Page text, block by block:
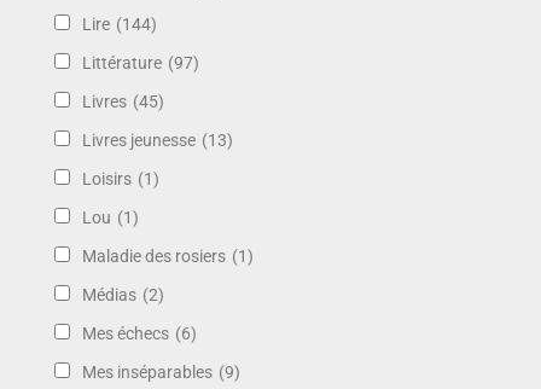
Lire (144)
Littérature (97)
Livres (45)
Livres jeunesse (13)
Loisirs (1)
Lou (1)
Maladie des rosiers (1)
Médias (2)
Mes échecs (6)
Mes inséparables (9)